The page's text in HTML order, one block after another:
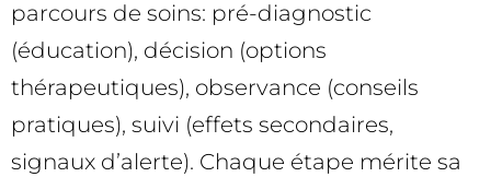
parcours de soins: pré-diagnostic
(éducation), décision (options
thérapeutiques), observance (conseils
pratiques), suivi (effets secondaires,
signaux d’alerte). Chaque étape mérite sa